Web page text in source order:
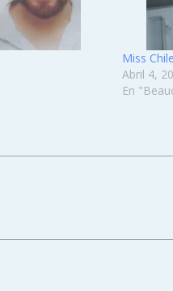
Miss
Abril 4,
En